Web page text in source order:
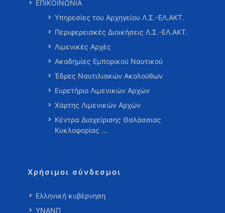
ΕΠΙΚΟΙΝΩΝΙΑ
Υπηρεσίες του Αρχηγείου Λ.Σ.-ΕΛ.ΑΚΤ.
Περιφερειακές Διοικήσεις Λ.Σ.-ΕΛ.ΑΚΤ.
Λιμενικές Αρχές
Ακαδημίες Εμπορικού Ναυτικού
Έδρες Ναυτιλιακών Ακολούθων
Ευρετήριο Λιμενικών Αρχών
Χάρτης Λιμενικών Αρχών
Κέντρα Διαχείρισης Θαλάσσιας
Κυκλοφορίας …
Χρήσιμοι σύνδεσμοι
Ελληνική κυβέρνηση
ΥΝΑΝΠ